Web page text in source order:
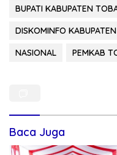
BUPATI KABUPATEN
DISKOMINFO
NASIONAL
PEMKAB
Baca Juga